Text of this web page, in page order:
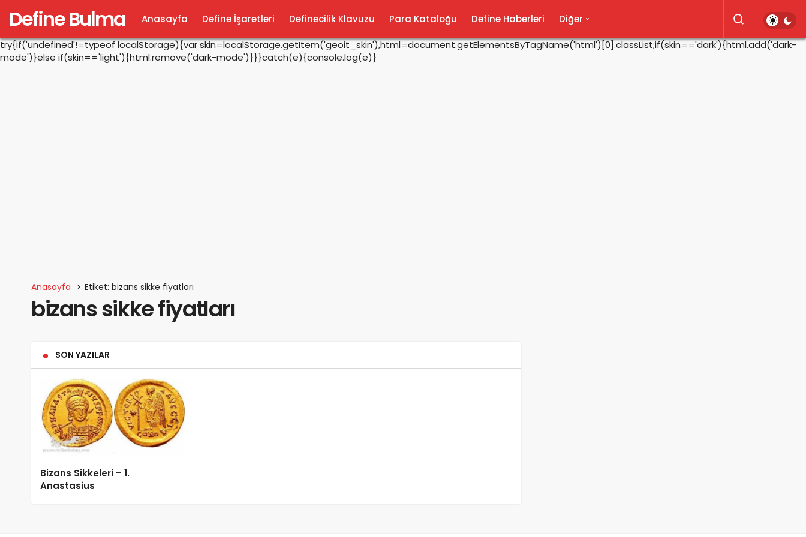
try{if('undefined'!=typeof localStorage){var skin=localStorage.getItem('geoit_skin'),html=document.getElementsByTagName('html')[0].classList;if(skin=='dark'){html.add('dark-
mode')}else if(skin=='light'){html.remove('dark-mode')}}}catch(e){console.log(e)}
Define Bulma Anasayfa Define İşaretleri Definecilik Klavuzu Para Kataloğu Define Haberleri Diğer
Anasayfa Etiket: bizans sikke fiyatları
bizans sikke fiyatları
SON YAZILAR
Bizans Sikkeleri – 1.
Anastasius